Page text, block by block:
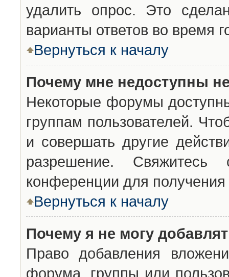
удалить опрос. Это
варианты ответов во время
Вернуться к началу
Почему мне недоступны
Некоторые форумы
группам пользователей.
и совершать другие
разрешение. Свяжитесь
конференции для получения
Вернуться к началу
Почему я не могу
Право добавления
форума, группы или